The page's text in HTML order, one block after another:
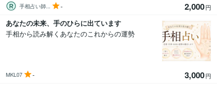
手相占い師... - 2,000円
あなたの未来、手のひらに出ています
手相から読み解くあなたのこれからの運勢
MKL07 - 3,000円